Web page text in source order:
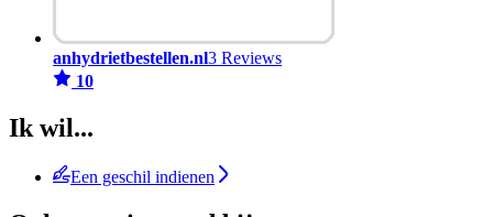
anhydrietbestellen.nl3 Reviews
10
Ik wil...
Een geschil indienen